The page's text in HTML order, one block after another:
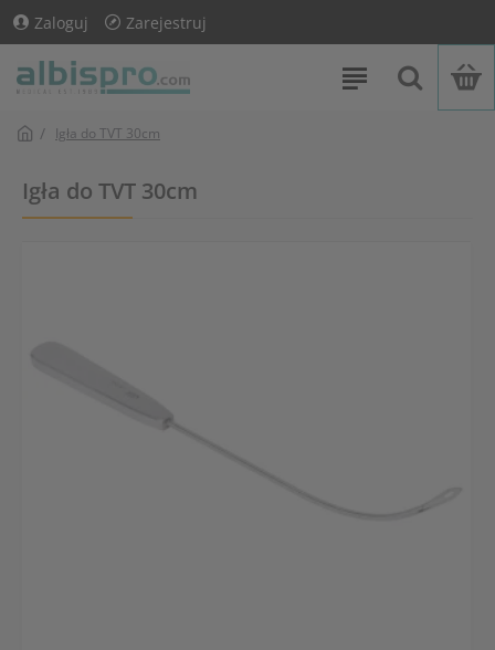
Zaloguj Zarejestruj
Igła do TVT 30cm
Igła do TVT 30cm